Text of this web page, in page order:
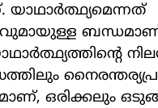
ഒരിക്കലും